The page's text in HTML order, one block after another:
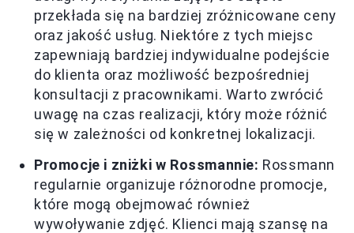
przekłada się na bardziej zróżnicowane ceny
oraz jakość usług. Niektóre z tych miejsc
zapewniają bardziej indywidualne podejście
do klienta oraz możliwość bezpośredniej
konsultacji z pracownikami. Warto zwrócić
uwagę na czas realizacji, który może różnić
się w zależności od konkretnej lokalizacji.
Promocje i zniżki w Rossmannie: Rossmann
regularnie organizuje różnorodne promocje,
które mogą obejmować również
wywoływanie zdjęć. Klienci mają szansę na